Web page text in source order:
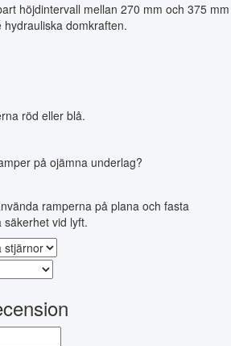
höjdintervall mellan 270 mm och 375 mm
domkraften.
röd eller blå.
på ojämna underlag?
ramperna på plana och fasta
vid lyft.